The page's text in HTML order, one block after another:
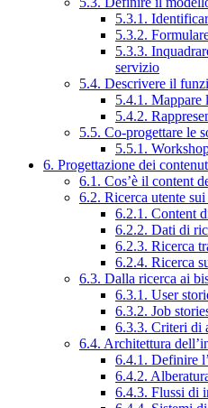
5.3.1.
5.3.2.
5.3.3.
servizio
5.4. Descrivere il
5.4.1. Mappare
5.4.2.
5.5. Co-progettare le
5.5.1.
6. Progettazione dei
6.1. Cos’è il content
6.2. Ricerca utente
6.2.1. Content
6.2.2. Dati di
6.2.3. Ricerca
6.2.4. Ricerca
6.3. Dalla ricerca ai
6.3.1. User
6.3.2. Job
6.3.3. Criteri di
6.4. Architettura
6.4.1. Definire
6.4.2.
6.4.3. Flussi di